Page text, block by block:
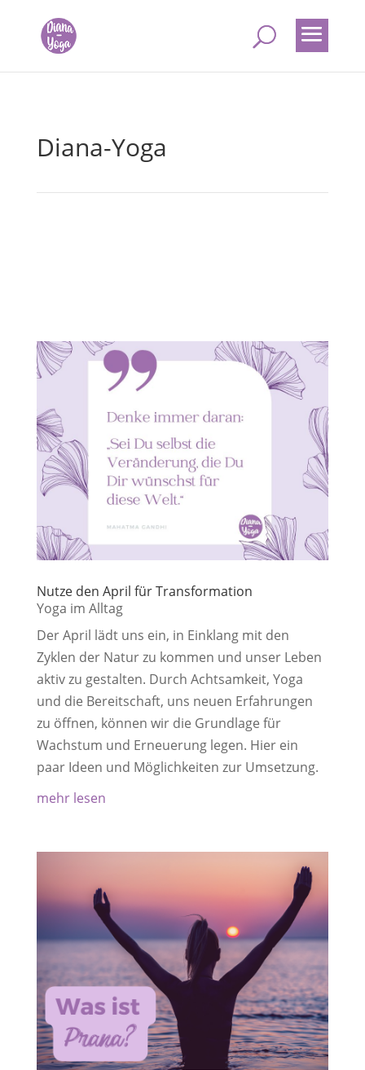
Diana-Yoga
Nutze den April für Transformation
Yoga im Alltag
Der April lädt uns ein, in Einklang mit den
Zyklen der Natur zu kommen und unser Leben
aktiv zu gestalten. Durch Achtsamkeit, Yoga
und die Bereitschaft, uns neuen Erfahrungen
zu öffnen, können wir die Grundlage für
Wachstum und Erneuerung legen. Hier ein
paar Ideen und Möglichkeiten zur Umsetzung.
mehr lesen